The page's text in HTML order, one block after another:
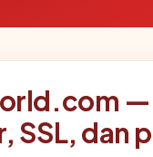
—
SSL, dan